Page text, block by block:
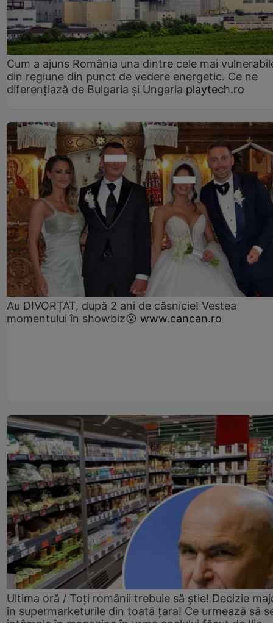
Cum a ajuns România una dintre cele mai
din regiune din punct de vedere energetic. Ce ne
diferențiază de Bulgaria și Ungaria playtech.ro
Au DIVORȚAT, după 2 ani de căsnicie! Vestea
momentului în showbiz😮 www.cancan.ro
Ultima oră / Toți românii trebuie să știe! Decizie
în supermarketurile din toată țara! Ce urmează să